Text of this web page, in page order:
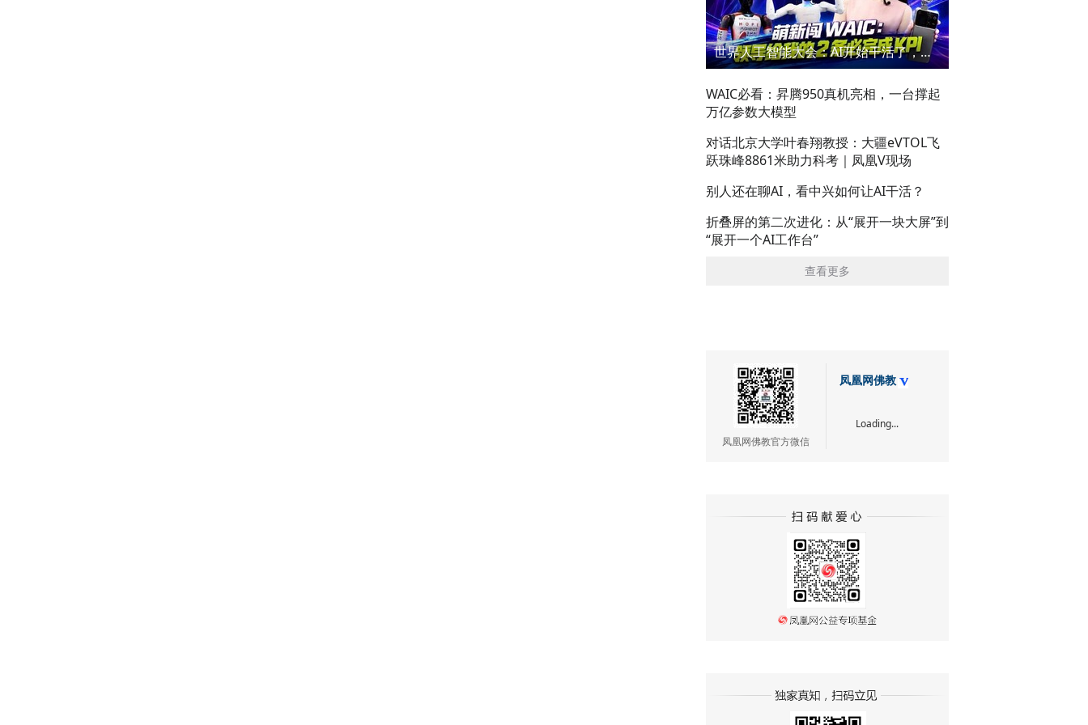
世界人工智能大会：AI开始干活了，但到底干的怎么样？萌新闯WAIC
WAIC必看：昇腾950真机亮相，一台撑起
万亿参数大模型
对话北京大学叶春翔教授：大疆eVTOL飞
跃珠峰8861米助力科考｜凤凰V现场
别人还在聊AI，看中兴如何让AI干活？
折叠屏的第二次进化：从“展开一块大屏”到
“展开一个AI工作台”
查看更多
凤凰网佛教官方微信
凤凰网佛教
Loading...